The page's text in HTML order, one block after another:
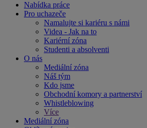
Nabídka práce
Pro uchazeče
Namalujte si kariéru s námi
Videa - Jak na to
Kariérní zóna
Studenti a absolventi
O nás
Mediální zóna
Náš tým
Kdo jsme
Obchodní komory a partnerství
Whistleblowing
Více
Mediální zóna